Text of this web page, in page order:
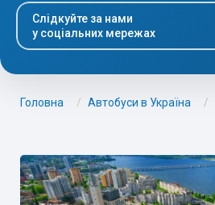
Слідкуйте за нами
у соціальних мережах
Головна Автобуси в Україна